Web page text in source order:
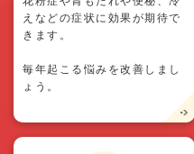
えなどの症状に効果が期待で
きます。
毎年起こる悩みを改善しまし
ょう。